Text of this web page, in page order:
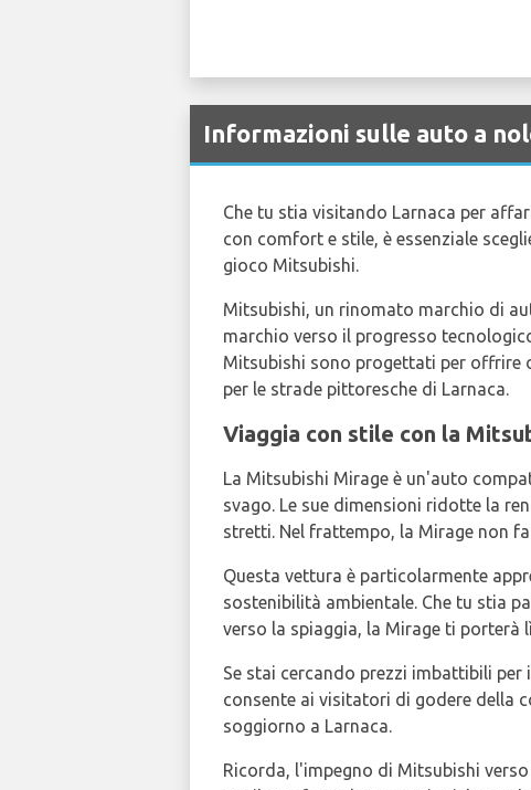
Informazioni sulle auto a
Che tu stia visitando Larnaca per
con comfort e stile, è essenziale
gioco Mitsubishi.
Mitsubishi, un rinomato marchio di
marchio verso il progresso
Mitsubishi sono progettati per offrire
per le strade pittoresche di Larnaca.
Viaggia con stile con la
La Mitsubishi Mirage è un'auto
svago. Le sue dimensioni ridotte la
stretti. Nel frattempo, la Mirage non
Questa vettura è particolarmente
sostenibilità ambientale. Che tu stia
verso la spiaggia, la Mirage ti porterà
Se stai cercando prezzi imbattibili per
consente ai visitatori di godere della
soggiorno a Larnaca.
Ricorda, l'impegno di Mitsubishi